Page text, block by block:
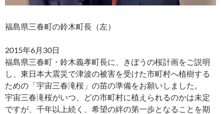
福島県三春町の鈴木町長（左）
2015年6月30日
福島県三春町・鈴木義孝町長に、きぼうの桜計画をご説明
し、東日本大震災で津波の被害を受けた市町村へ植樹する
ための「宇宙三春滝桜」の苗の準備をお願いしました。
宇宙三春滝桜がいつ、どの市町村に植えられるのかは未定
ですが、千年以上続く、希望の絆の第一歩となることを期